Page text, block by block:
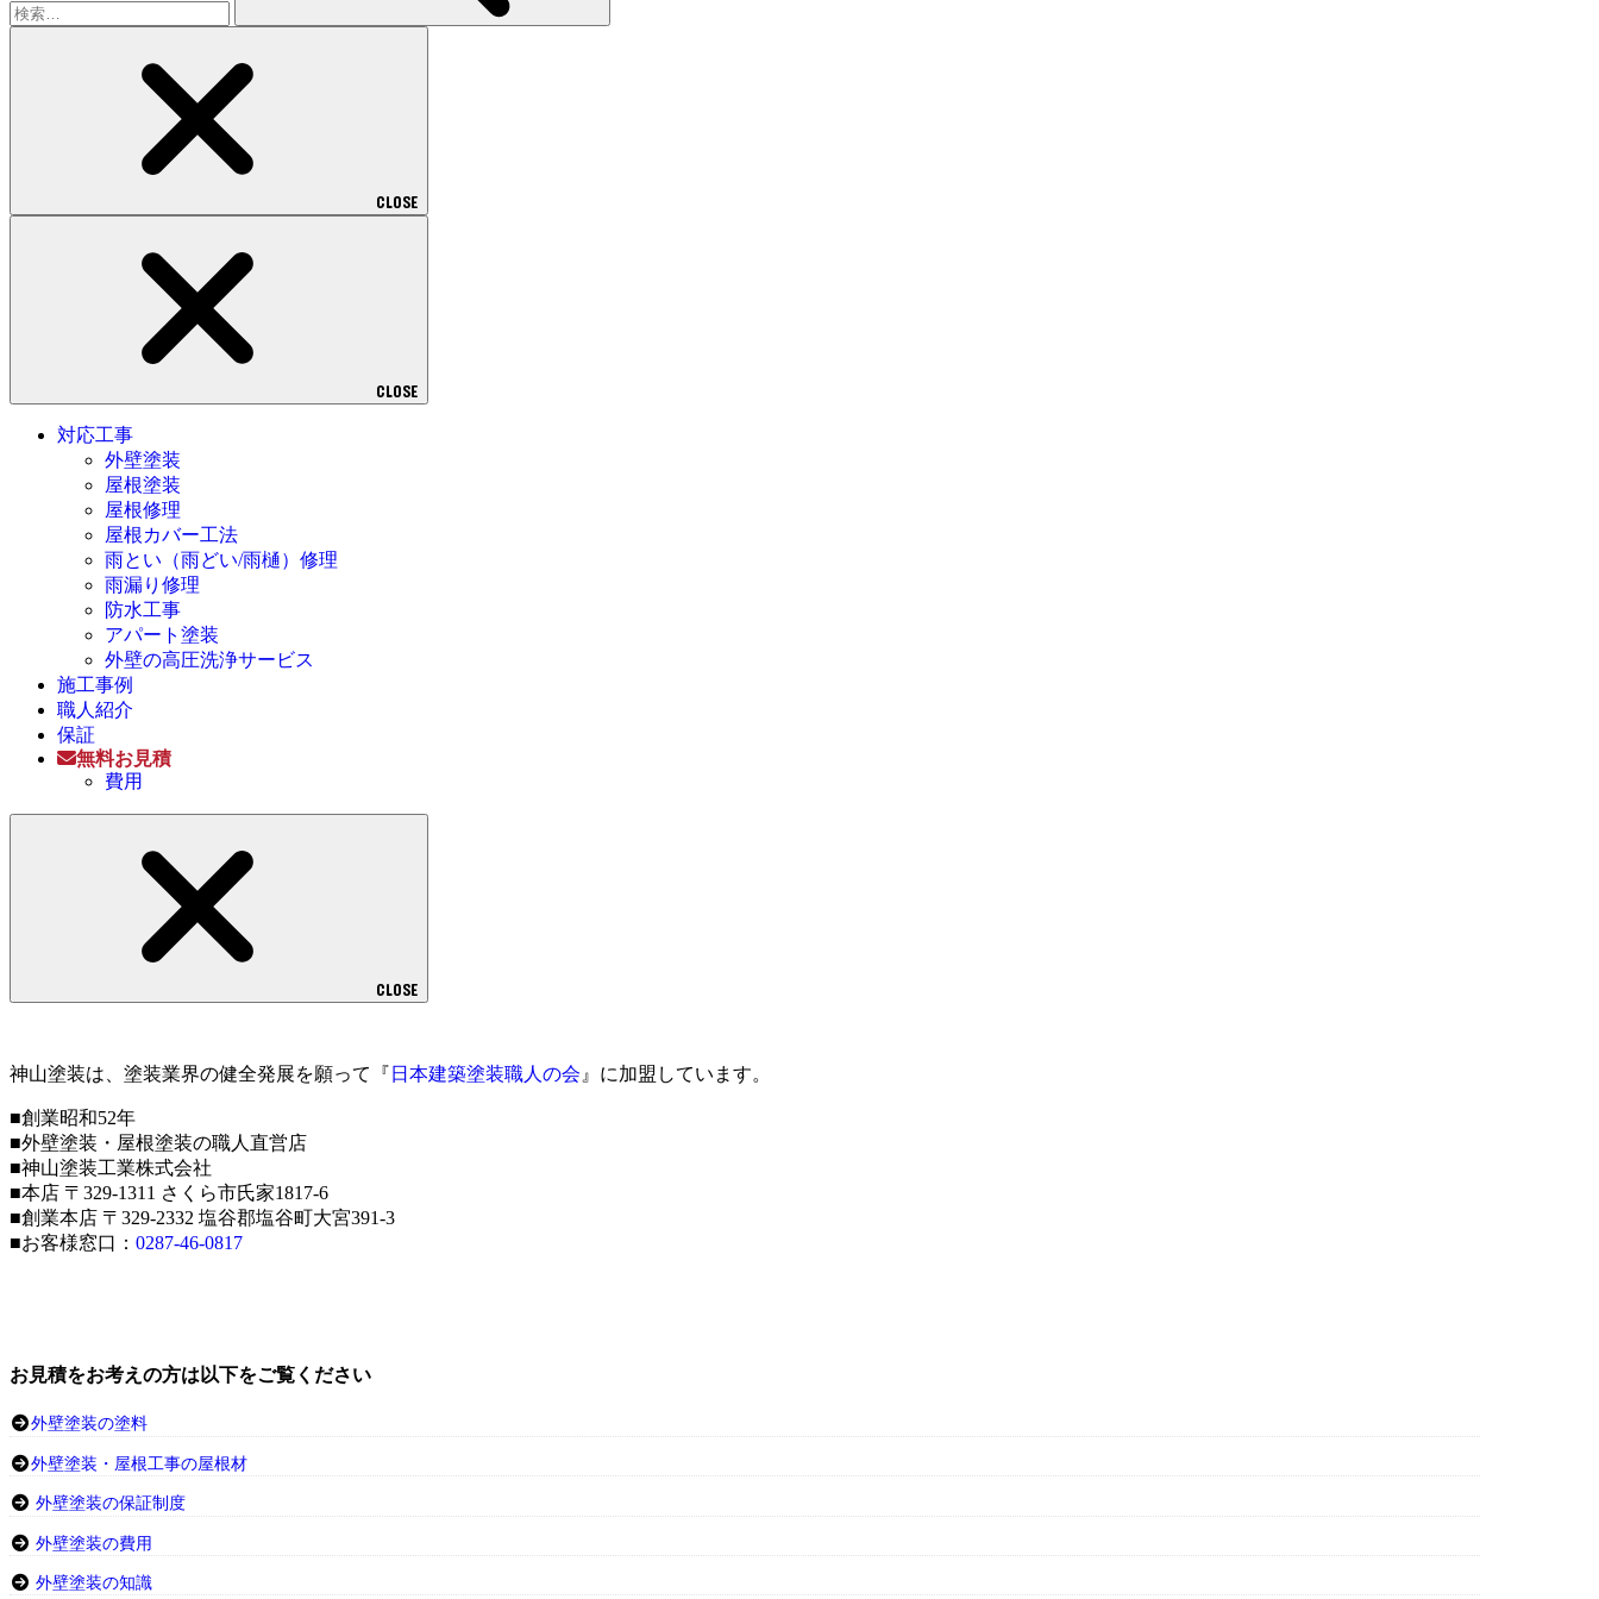
CLOSE
CLOSE
対応工事
外壁塗装
屋根塗装
屋根修理
屋根カバー工法
雨とい（雨どい/雨樋）修理
雨漏り修理
防水工事
アパート塗装
外壁の高圧洗浄サービス
施工事例
職人紹介
保証
無料お見積
費用
CLOSE
神山塗装は、塗装業界の健全発展を願って『 日本建築塗装職人の会 』に加盟しています。
■創業昭和52年
■外壁塗装・屋根塗装の職人直営店
■神山塗装工業株式会社
■本店 〒329-1311 さくら市氏家1817-6
■創業本店 〒329-2332 塩谷郡塩谷町大宮391-3
■お客様窓口： 0287-46-0817
お見積をお考えの方は以下をご覧ください
外壁塗装の塗料
外壁塗装・屋根工事の屋根材
外壁塗装の保証制度
外壁塗装の費用
外壁塗装の知識